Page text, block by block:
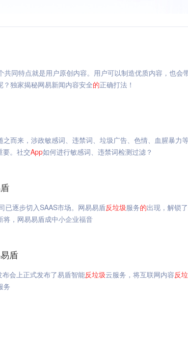
共同特点就是用户原创内容。用户可以制造优质内容，也会
？独家揭秘网易新闻内容安全的正确打法！
之而来，涉政敏感词、违禁词、垃圾广告、色情、血腥暴力
要。社交App如何进行敏感词、违禁词检测过滤？
已逐步切入SAAS市场。网易易盾反垃圾服务的出现，解锁
将，网易易盾成中小企业福音
盾
布会上正式发布了易盾智能反垃圾云服务，将互联网内容反
务